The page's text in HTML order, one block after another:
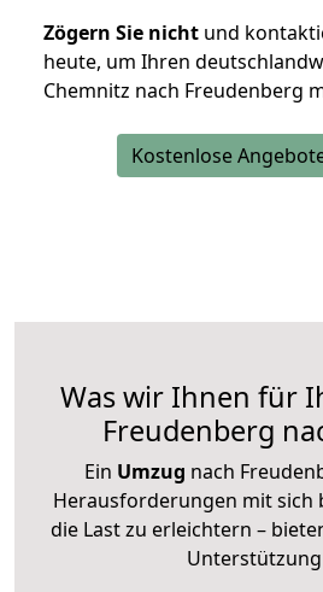
Zögern Sie nicht und
heute, um Ihren
Chemnitz nach Freudenberg
Kostenlose
Was wir Ihnen für
Freudenberg
Ein Umzug nach
Herausforderungen mit sich
die Last zu erleichtern –